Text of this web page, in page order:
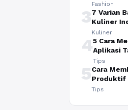
Fashion
37 Varian
Kuliner
Kuliner
45 Cara
Aplikasi
Tips
5Cara
Produktif
Tips